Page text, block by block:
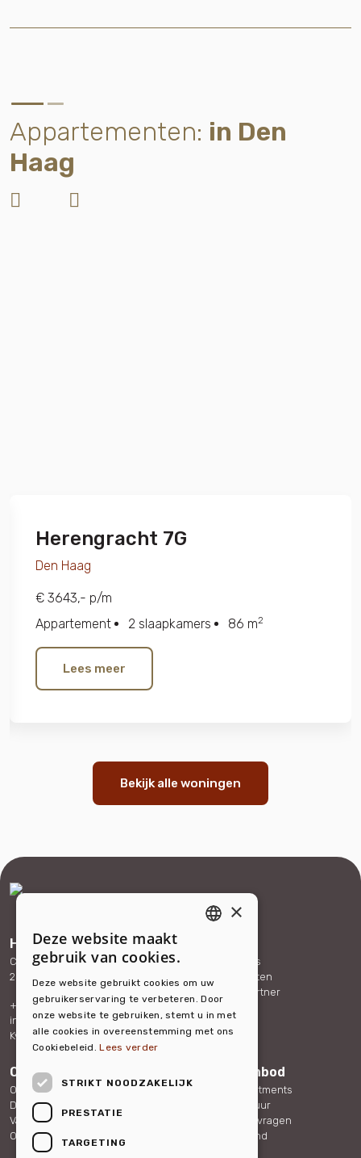
Appartementen: in Den
Haag
Herengracht 7G
Den Haag
€ 3643,- p/m
Appartement
2 slaapkamers 86 m2
Lees meer
Bekijk alle woningen
Hello Housing
Carolina van Nassaustraat 165
2595 SX The Hague
+31 (0)88 432 40 70
info@hellohousing.nl
KvK 73117765
Expat services
Bedrijfsdiensten
Word onze partner
Contact
Over ons
Ons team
Duurzaamheid
Vacatures
Ons nieuws
Woningaanbod
Serviced Apartments
Overige verhuur
Veelgestelde vragen
Over Nederland
×
Deze website maakt
gebruik van cookies.
Deze website gebruikt cookies om uw
gebruikerservaring te verbeteren. Door
onze website te gebruiken, stemt u in met
alle cookies in overeenstemming met ons
Cookiebeleid. Lees verder
STRIKT NOODZAKELIJK
PRESTATIE
TARGETING